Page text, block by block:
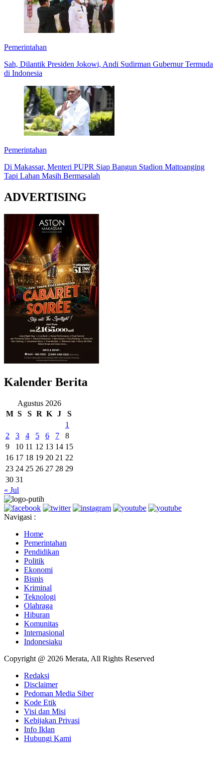
Pemerintahan
Sah, Dilantik Presiden Jokowi, Andi Sudirman Gubernur Termuda
di Indonesia
Pemerintahan
Di Makassar, Menteri PUPR Siap Bangun Stadion Mattoanging
Tapi Lahan Masih Bermasalah
ADVERTISING
Kalender Berita
Agustus 2026
M S S R K J
S
1
2
3 4 5 6 7
8
9
10 11 12 13 14 15
16 17 18 19 20 21 22
23 24 25 26 27 28 29
30 31
« Jul
Navigasi :
Home
Pemerintahan
Pendidikan
Politik
Ekonomi
Bisnis
Kriminal
Teknologi
Olahraga
Hiburan
Komunitas
Internasional
Indonesiaku
Copyright @ 2026 Merata, All Rights Reserved
Redaksi
Disclaimer
Pedoman Media Siber
Kode Etik
Visi dan Misi
Kebijakan Privasi
Info Iklan
Hubungi Kami